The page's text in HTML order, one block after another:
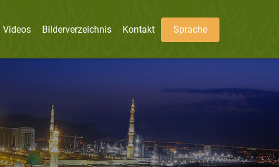
Videos Bilderverzeichnis Kontakt Sprache